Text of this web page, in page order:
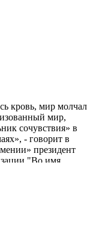
кровь, мир молчал
мир,
сочувствия» в
- говорит в
президент
"Во имя
Армине Саакян.